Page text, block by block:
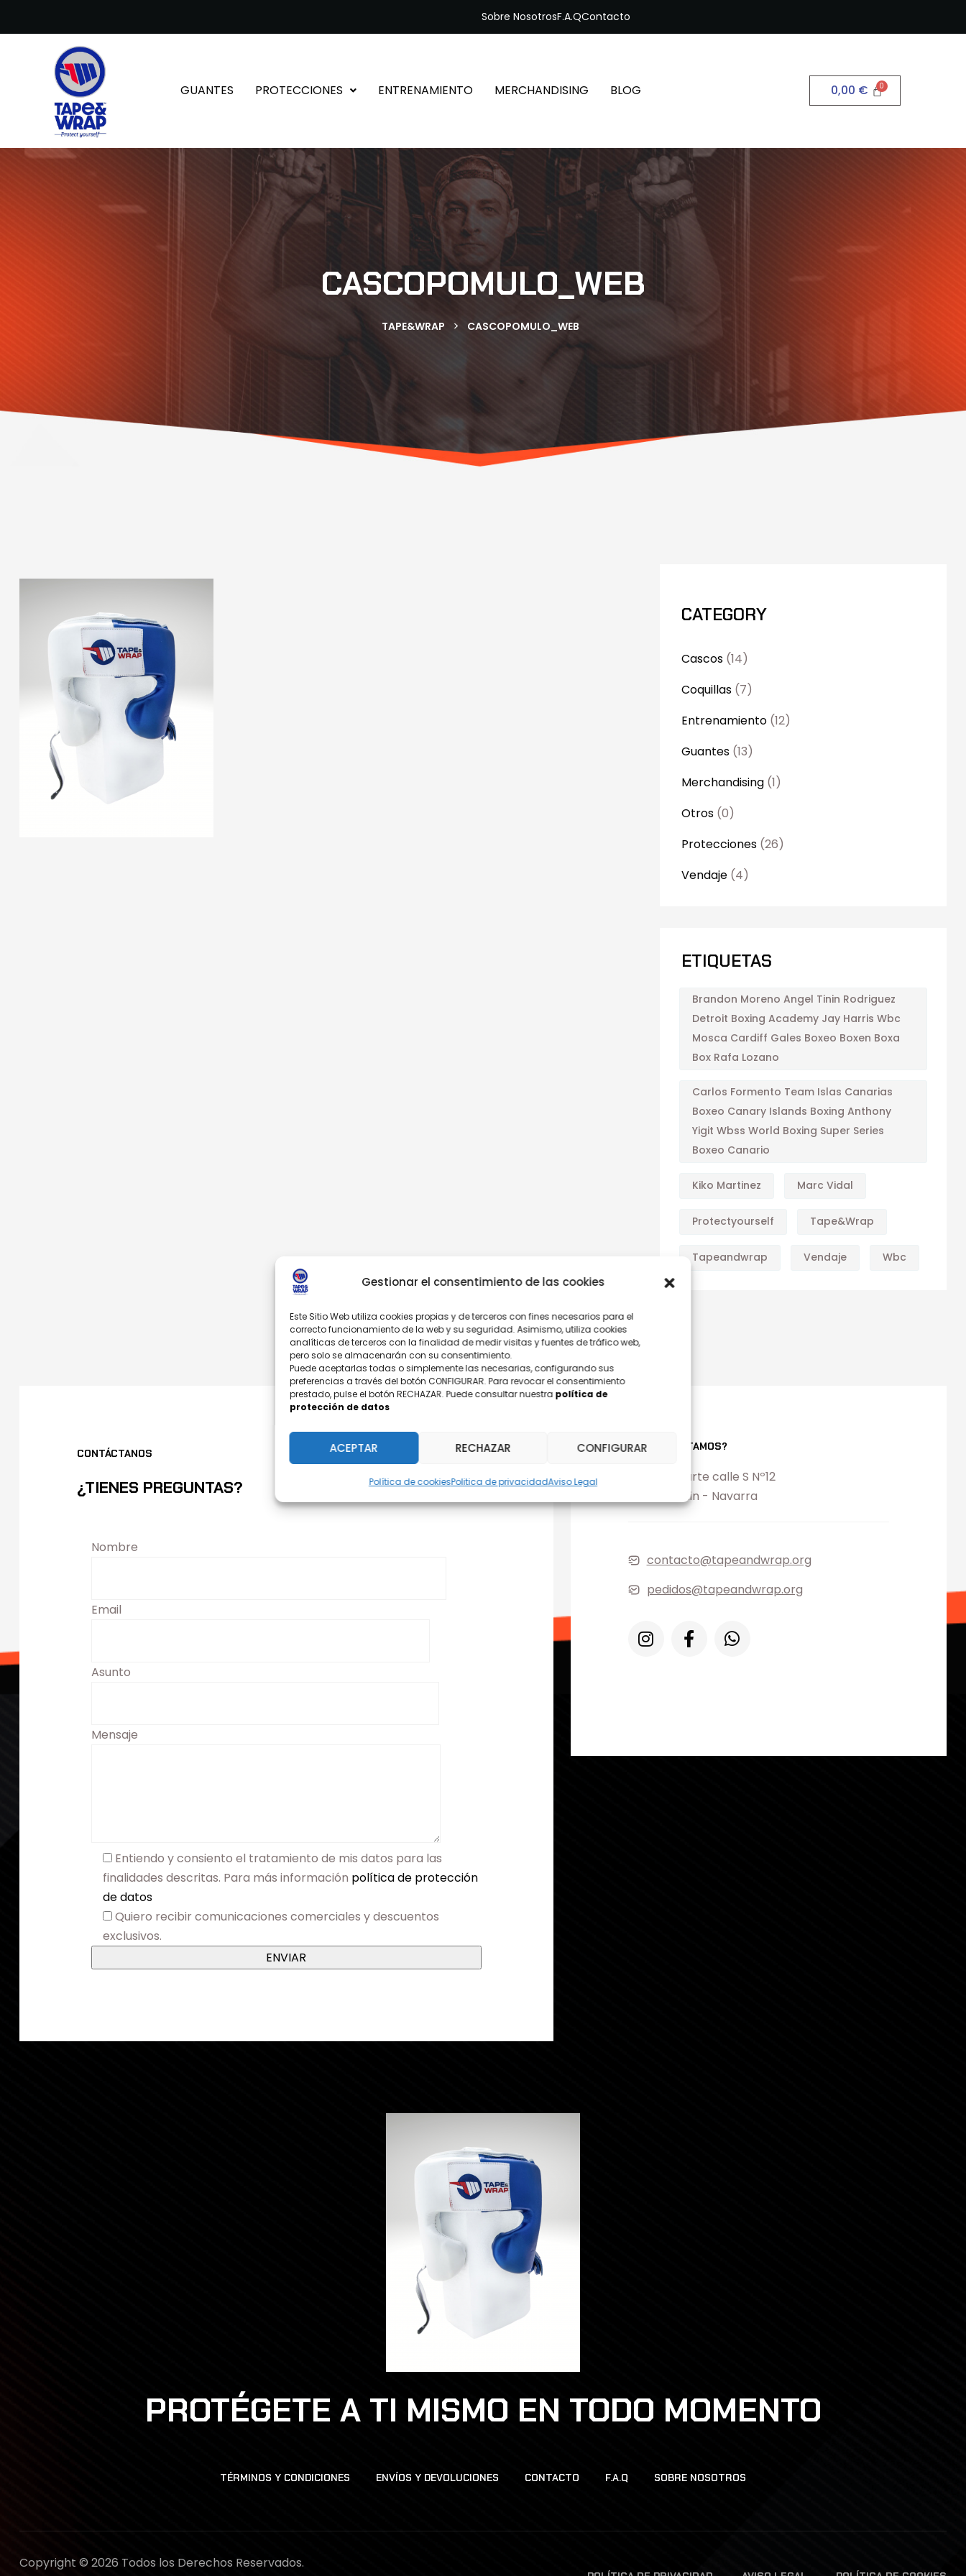
Gestionar el consentimiento de las cookies
Este Sitio Web utiliza cookies propias y de terceros con fines necesarios para el
correcto funcionamiento de la web y su seguridad. Asimismo, utiliza cookies
analíticas de terceros con la finalidad de medir visitas y fuentes de tráfico web,
pero solo se almacenarán con su consentimiento.
Puede aceptarlas todas o simplemente las necesarias, configurando sus
preferencias a través del botón CONFIGURAR. Para revocar el consentimiento
prestado, pulse el botón RECHAZAR. Puede consultar nuestra política de
protección de datos
ACEPTAR RECHAZAR CONFIGURAR
Política de cookiesPolitica de privacidadAviso Legal
Sobre NosotrosF.A.QContacto
GUANTES PROTECCIONES ENTRENAMIENTO MERCHANDISING BLOG 0,00 €
CASCOPOMULO_WEB
TAPE&WRAP > CASCOPOMULO_WEB
CATEGORY
Cascos (14)
Coquillas (7)
Entrenamiento (12)
Guantes (13)
Merchandising (1)
Otros (0)
Protecciones (26)
Vendaje (4)
ETIQUETAS
Brandon Moreno Angel Tinin Rodriguez
Detroit Boxing Academy Jay Harris Wbc
Mosca Cardiff Gales Boxeo Boxen Boxa
Box Rafa Lozano
Carlos Formento Team Islas Canarias
Boxeo Canary Islands Boxing Anthony
Yigit Wbss World Boxing Super Series
Boxeo Canario
Kiko Martinez Marc Vidal
Protectyourself Tape&wrap
Tapeandwrap Vendaje Wbc
CONTÁCTANOS
¿TIENES PREGUNTAS?
Nombre
Email
Asunto
Mensaje
Entiendo y consiento el tratamiento de mis datos para las
finalidades descritas. Para más información política de protección
de datos
Quiero recibir comunicaciones comerciales y descuentos
exclusivos.
¿DONDE ESTAMOS?
Pol. Ezcabarte calle S Nº12
31194 Oricain - Navarra
contacto@tapeandwrap.org
pedidos@tapeandwrap.org
PROTÉGETE A TI MISMO EN TODO MOMENTO
TÉRMINOS Y CONDICIONES ENVÍOS Y DEVOLUCIONES CONTACTO F.A.Q SOBRE NOSOTROS
Copyright © 2026 Todos los Derechos Reservados.